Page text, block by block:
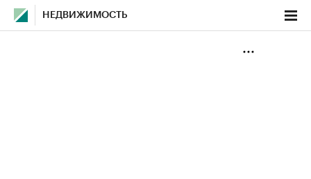
НЕДВИЖИМОСТЬ